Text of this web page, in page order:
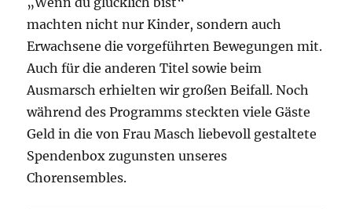
machten nicht nur Kinder, sondern auch
Erwachsene die vorgeführten Bewegungen mit.
Auch für die anderen Titel sowie beim
Ausmarsch erhielten wir großen Beifall. Noch
während des Programms steckten viele Gäste
Geld in die von Frau Masch liebevoll gestaltete
Spendenbox zugunsten unseres
Chorensembles.